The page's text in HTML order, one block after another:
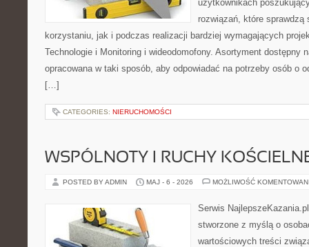
użytkownikach
rozwiązań, które sprawdzą
korzystaniu, jak i podczas realizacji bardziej wymagających
Technologie i Monitoring i wideodomofony. Asortyment dostępny
opracowana w taki sposób, aby odpowiadać na potrzeby osób o
[…]
CATEGORIES: NIERUCHOMOŚCI
WSPÓLNOTY I RUCHY
POSTED BY ADMIN MAJ - 6 - 2026 MOŻLIWOŚĆ
Serwis
stworzone z myślą o
wartościowych treści